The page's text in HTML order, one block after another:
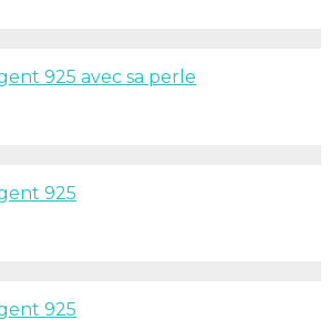
925 avec sa perle
925
925